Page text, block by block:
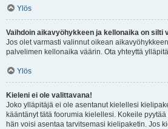
Ylös
Vaihdoin aikavyöhykkeen ja kellonaika on silti
Jos olet varmasti valinnut oikean
palvelimen kellonaika väärin. Ota yhteyttä
Ylös
Kieleni ei ole valittavana!
Joko ylläpitäjä ei ole asentanut kielellesi
kääntänyt tätä foorumia kielellesi. Kokeile
hän voisi asentaa tarvitsemasi kielipaketin. Jos